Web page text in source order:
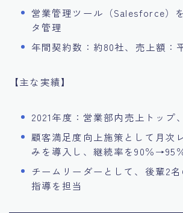
営業管理ツール（Salesforce）
タ管理
年間契約数：約80社、売上額：
【主な実績】
2021年度：営業部内売上トップ
顧客満足度向上施策として月次
みを導入し、継続率を90％→95
チームリーダーとして、後輩2
指導を担当